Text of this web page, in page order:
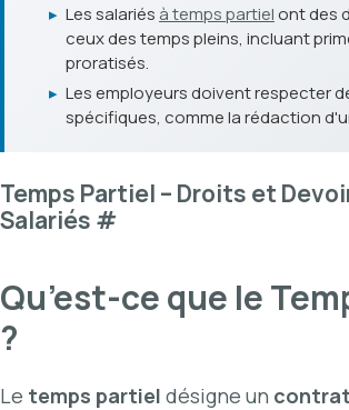
▸ Les salariés à temps partielont des
ceux des temps pleins, incluant
proratisés.
▸ Les employeurs doivent respecter
spécifiques, comme la rédaction
Temps Partiel – Droits et
Salariés #
Qu’est-ce que le
?
Le temps partiel désigne un